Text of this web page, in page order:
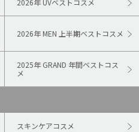
2026年 UVベストコスメ
2026年 MEN 上半期ベストコスメ
2025年 GRAND 年間ベストコス
メ
スキンケアコスメ